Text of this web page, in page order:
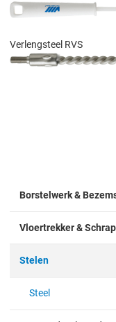
Borstelwerk &
Vloertrekker &
Stelen
Steel
Verlengsteel RVS